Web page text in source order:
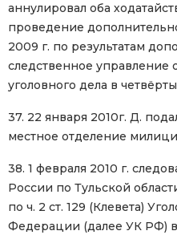
аннулировал оба
проведение
2009 г. по результатам
следственное управление
уголовного дела в
37. 22 января 2010г. Д.
местное отделение
38. 1 февраля 2010 г.
России по Тульской
по ч. 2 ст. 129 (Клевета)
Федерации (далее УК РФ)